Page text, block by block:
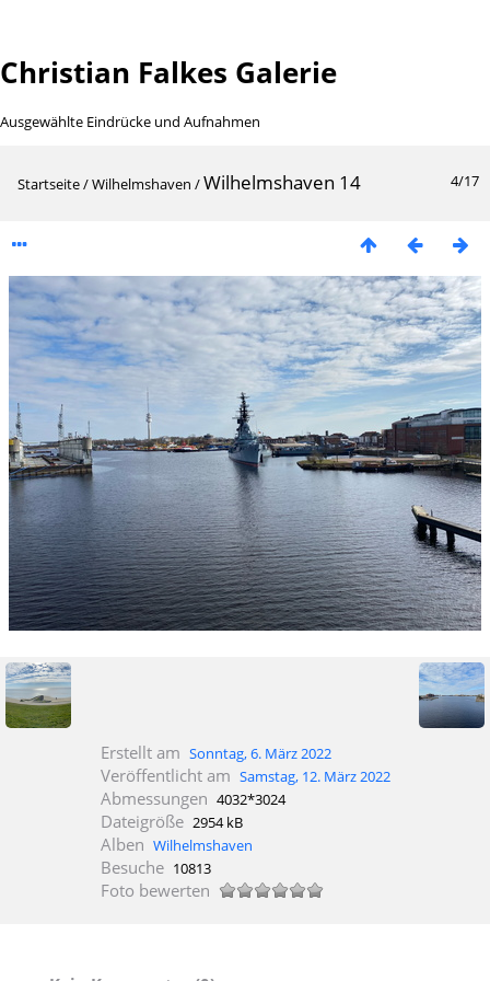
Christian Falkes Galerie
Ausgewählte Eindrücke und Aufnahmen
4/17
Startseite/Wilhelmshaven /Wilhelmshaven 14
Erstellt am Sonntag, 6. März 2022
Veröffentlicht am Samstag, 12. März 2022
Abmessungen 4032*3024
Dateigröße 2954 kB
Alben Wilhelmshaven
Besuche 10813
Foto bewerten